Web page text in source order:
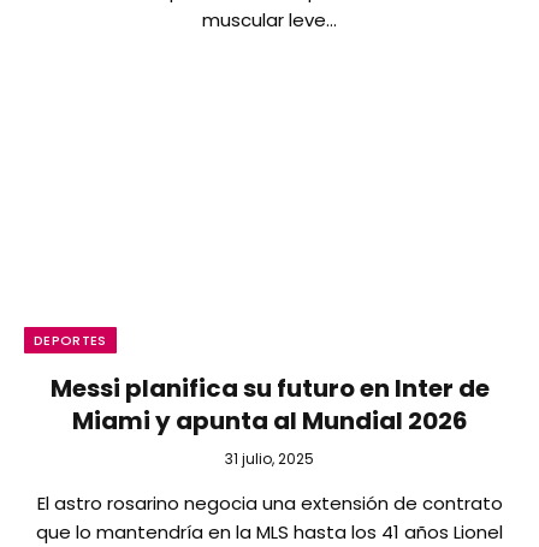
muscular leve…
DEPORTES
Messi planifica su futuro en Inter de
Miami y apunta al Mundial 2026
31 julio, 2025
El astro rosarino negocia una extensión de contrato
que lo mantendría en la MLS hasta los 41 años Lionel